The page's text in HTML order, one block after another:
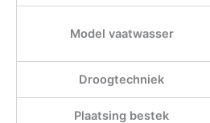
Model vaatwasser
Droogtechniek
Plaatsing bestek